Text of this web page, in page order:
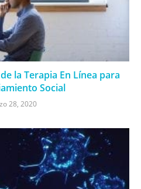
la Terapia En Línea para
Social
28, 2020